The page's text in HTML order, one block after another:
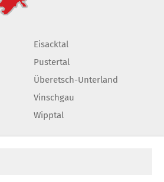
Eisacktal
Pustertal
Überetsch-Unterland
Vinschgau
Wipptal